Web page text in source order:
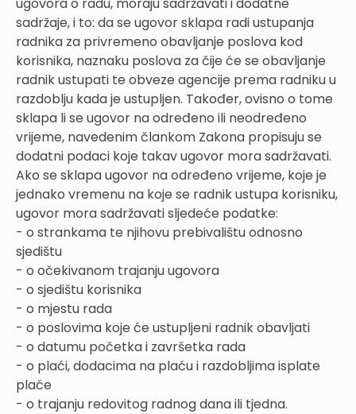
sadržaje, i to: da se ugovor sklapa radi ustupanja
radnika za privremeno obavljanje poslova kod
korisnika, naznaku poslova za čije će se obavljanje
radnik ustupati te obveze agencije prema radniku u
razdoblju kada je ustupljen. Također, ovisno o tome
sklapa li se ugovor na određeno ili neodređeno
vrijeme, navedenim člankom Zakona propisuju se
dodatni podaci koje takav ugovor mora sadržavati.
Ako se sklapa ugovor na određeno vrijeme, koje je
jednako vremenu na koje se radnik ustupa korisniku,
ugovor mora sadržavati sljedeće podatke:
- o strankama te njihovu prebivalištu odnosno
sjedištu
- o očekivanom trajanju ugovora
- o sjedištu korisnika
- o mjestu rada
- o poslovima koje će ustupljeni radnik obavljati
- o datumu početka i završetka rada
- o plaći, dodacima na plaću i razdobljima isplate
plaće
- o trajanju redovitog radnog dana ili tjedna.